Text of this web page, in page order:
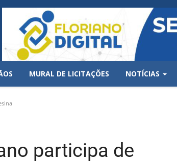
MURAL DE LICITAÇÕES NOTÍCIAS
participa de